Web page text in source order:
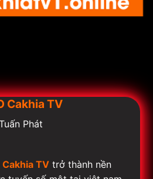
Cakhia TV
Phát
Cakhia TV trở thành nền